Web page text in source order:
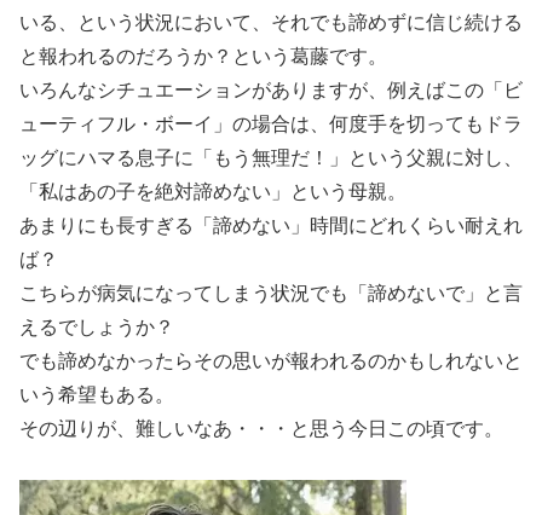
いる、という状況において、それでも諦めずに信じ続ける
と報われるのだろうか？という葛藤です。
いろんなシチュエーションがありますが、例えばこの「ビ
ューティフル・ボーイ」の場合は、何度手を切ってもドラ
ッグにハマる息子に「もう無理だ！」という父親に対し、
「私はあの子を絶対諦めない」という母親。
あまりにも長すぎる「諦めない」時間にどれくらい耐えれ
ば？
こちらが病気になってしまう状況でも「諦めないで」と言
えるでしょうか？
でも諦めなかったらその思いが報われるのかもしれないと
いう希望もある。
その辺りが、難しいなあ・・・と思う今日この頃です。